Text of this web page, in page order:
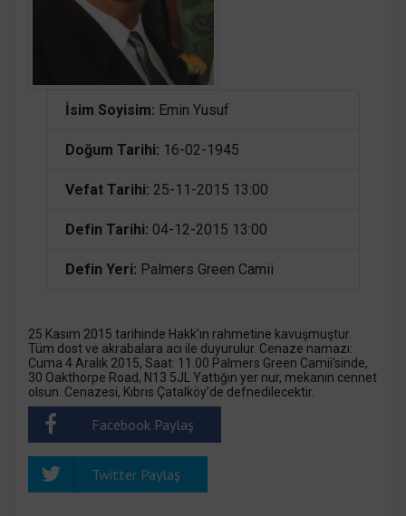
İsim Soyisim: Emin Yusuf
Doğum Tarihi: 16-02-1945
Vefat Tarihi: 25-11-2015 13:00
Defin Tarihi: 04-12-2015 13:00
Defin Yeri: Palmers Green Camii
25 Kasım 2015 tarihinde Hakk’ın rahmetine kavuşmuştur.
Tüm dost ve akrabalara acı ile duyurulur. Cenaze namazı:
Cuma 4 Aralık 2015, Saat: 11.00 Palmers Green Camii’sinde,
30 Oakthorpe Road, N13 5JL Yattığın yer nur, mekanın cennet
olsun. Cenazesi, Kıbrıs Çatalköy’de defnedilecektir.
Facebook Paylaş
Twitter Paylaş